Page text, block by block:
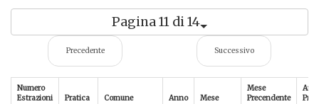
Pagina 11 di 14
Precedente Successivo
Numero
Estrazioni
Pratica Comune Anno Mese
Mese
Precendente